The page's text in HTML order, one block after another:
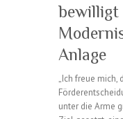
bewilligt
Anlage
„Ich freue mich,
unter die Arme